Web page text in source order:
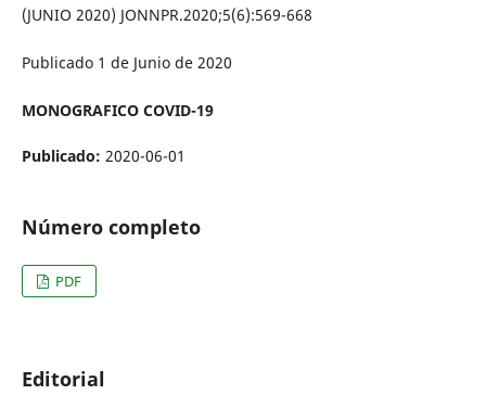
(JUNIO 2020) JONNPR.2020;5(6):569-668
Publicado 1 de Junio de 2020
MONOGRAFICO COVID-19
Publicado: 2020-06-01
Número completo
PDF
Editorial